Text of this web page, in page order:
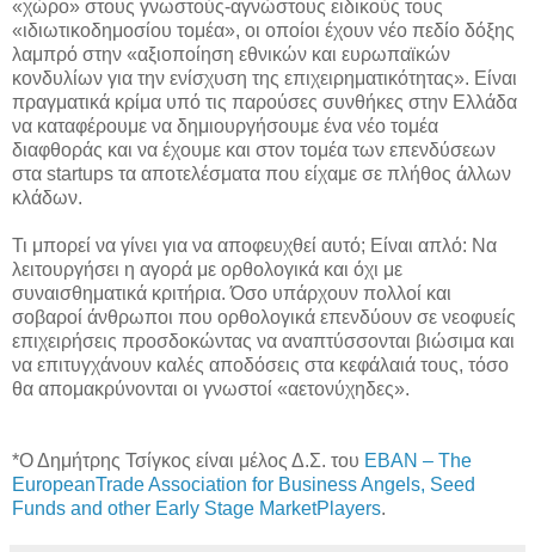
«χώρο» στους γνωστούς-αγνώστους ειδικούς τους
«ιδιωτικοδημοσίου τομέα», οι οποίοι έχουν νέο πεδίο δόξης
λαμπρό στην «αξιοποίηση εθνικών και ευρωπαϊκών
κονδυλίων για την ενίσχυση της επιχειρηματικότητας». Είναι
πραγματικά κρίμα υπό τις παρούσες συνθήκες στην Ελλάδα
να καταφέρουμε να δημιουργήσουμε ένα νέο τομέα
διαφθοράς και να έχουμε και στον τομέα των επενδύσεων
στα startups τα αποτελέσματα που είχαμε σε πλήθος άλλων
κλάδων.
Τι μπορεί να γίνει για να αποφευχθεί αυτό; Είναι απλό: Να
λειτουργήσει η αγορά με ορθολογικά και όχι με
συναισθηματικά κριτήρια. Όσο υπάρχουν πολλοί και
σοβαροί άνθρωποι που ορθολογικά επενδύουν σε νεοφυείς
επιχειρήσεις προσδοκώντας να αναπτύσσονται βιώσιμα και
να επιτυγχάνουν καλές αποδόσεις στα κεφάλαιά τους, τόσο
θα απομακρύνονται οι γνωστοί «αετονύχηδες».
*Ο Δημήτρης Τσίγκος είναι μέλος Δ.Σ. του EBAN – The
EuropeanTrade Association for Business Angels, Seed
Funds and other Early Stage MarketPlayers.